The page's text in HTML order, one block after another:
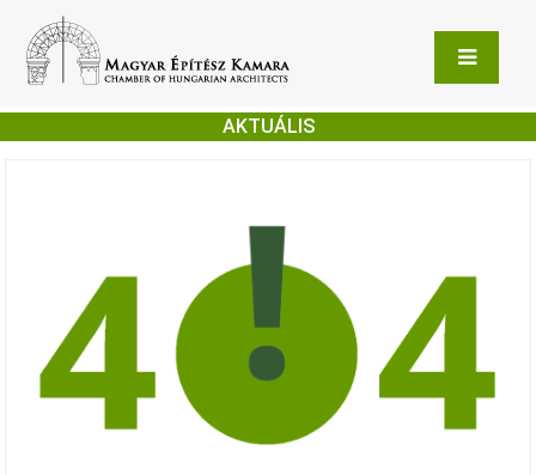
AKTUÁLIS